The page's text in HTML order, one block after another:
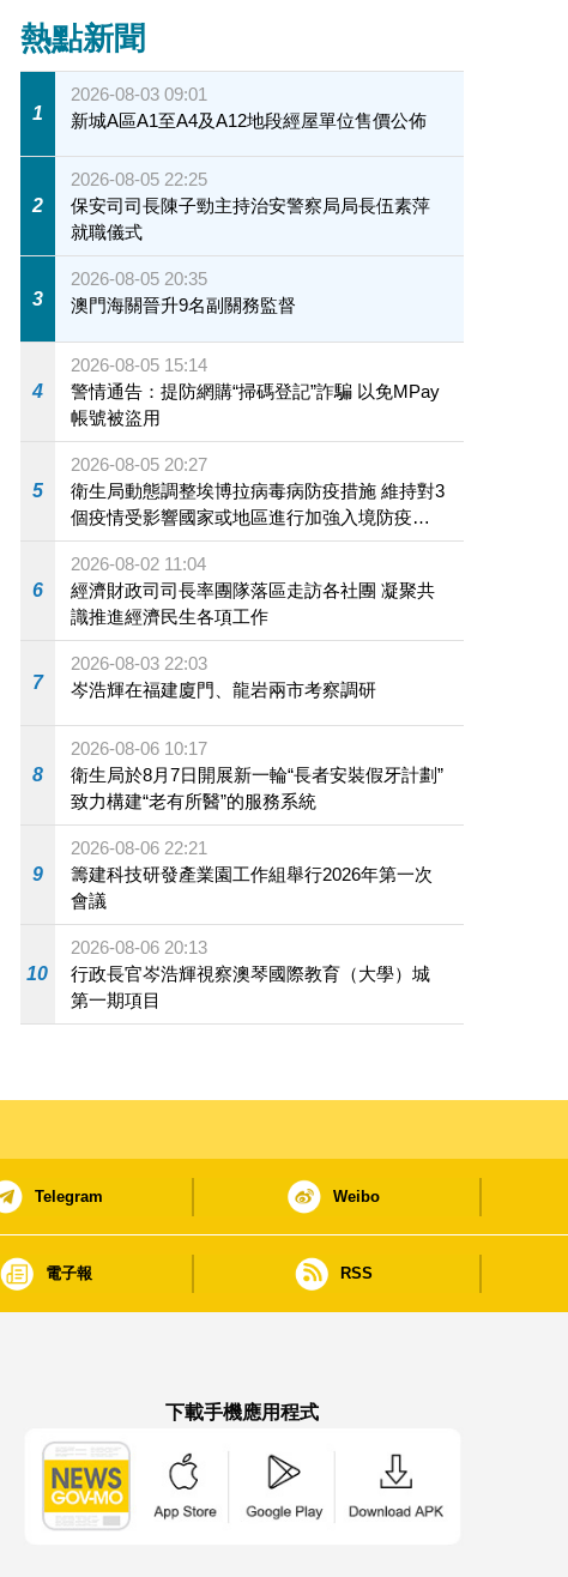
熱點新聞
1
2026-08-03 09:01
新城A區A1至A4及A12地段經屋單位售價公佈
2
2026-08-05 22:25
保安司司長陳子勁主持治安警察局局長伍素萍
就職儀式
3
2026-08-05 20:35
澳門海關晉升9名副關務監督
4
2026-08-05 15:14
警情通告：提防網購“掃碼登記”詐騙 以免MPay
帳號被盜用
5
2026-08-05 20:27
衛生局動態調整埃博拉病毒病防疫措施 維持對3
個疫情受影響國家或地區進行加強入境防疫措
施
6
2026-08-02 11:04
經濟財政司司長率團隊落區走訪各社團 凝聚共
識推進經濟民生各項工作
7
2026-08-03 22:03
岑浩輝在福建廈門、龍岩兩市考察調研
8
2026-08-06 10:17
衛生局於8月7日開展新一輪“長者安裝假牙計劃”
致力構建“老有所醫”的服務系統
9
2026-08-06 22:21
籌建科技研發產業園工作組舉行2026年第一次
會議
10
2026-08-06 20:13
行政長官岑浩輝視察澳琴國際教育（大學）城
第一期項目
Telegram Weibo
電子報 RSS
下載手機應用程式